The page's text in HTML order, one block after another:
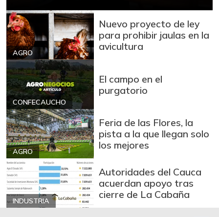
AGRO
Nuevo proyecto de ley
para prohibir jaulas en la
avicultura
CONFECAUCHO
El campo en el
purgatorio
AGRO
Feria de las Flores, la
pista a la que llegan solo
los mejores
INDUSTRIA
Autoridades del Cauca
acuerdan apoyo tras
cierre de La Cabaña